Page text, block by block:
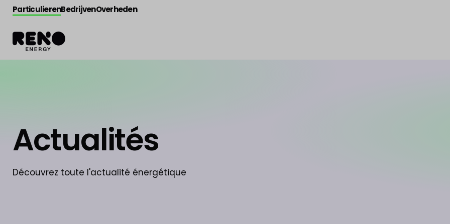
ParticulierenBedrijvenOverheden
Actualités
Découvrez toute l'actualité énergétique